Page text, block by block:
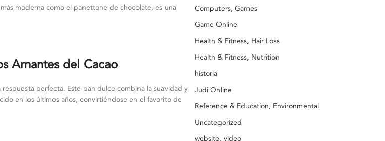
moderna como el panettone de chocolate, es una
Amantes del Cacao
perfecta. Este pan dulce combina la suavidad y
en los últimos años, convirtiéndose en el favorito de
Computers, Games
Game Online
Health & Fitness, Hair Loss
Health & Fitness, Nutrition
historia
Judi Online
Reference & Education, Environmental
Uncategorized
website, video